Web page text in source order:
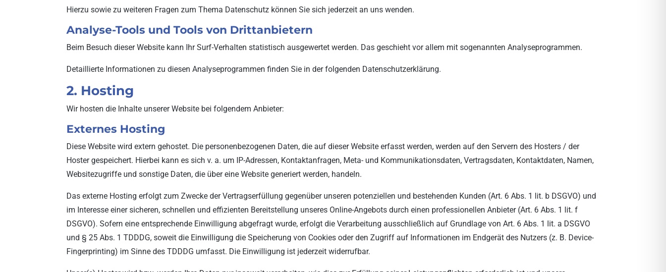
Hierzu sowie zu weiteren Fragen zum Thema Datenschutz können Sie sich jederzeit an uns wenden.
Analyse-Tools und Tools von Dritt­anbietern
Beim Besuch dieser Website kann Ihr Surf-Verhalten statistisch ausgewertet werden. Das geschieht vor allem mit sogenannten Analyseprogrammen.
Detaillierte Informationen zu diesen Analyseprogrammen finden Sie in der folgenden Datenschutzerklärung.
2. Hosting
Wir hosten die Inhalte unserer Website bei folgendem Anbieter:
Externes Hosting
Diese Website wird extern gehostet. Die personenbezogenen Daten, die auf dieser Website erfasst werden, werden auf den Servern des Hosters / der
Hoster gespeichert. Hierbei kann es sich v. a. um IP-Adressen, Kontaktanfragen, Meta- und Kommunikationsdaten, Vertragsdaten, Kontaktdaten, Namen,
Websitezugriffe und sonstige Daten, die über eine Website generiert werden, handeln.
Das externe Hosting erfolgt zum Zwecke der Vertragserfüllung gegenüber unseren potenziellen und bestehenden Kunden (Art. 6 Abs. 1 lit. b DSGVO) und
im Interesse einer sicheren, schnellen und effizienten Bereitstellung unseres Online-Angebots durch einen professionellen Anbieter (Art. 6 Abs. 1 lit. f
DSGVO). Sofern eine entsprechende Einwilligung abgefragt wurde, erfolgt die Verarbeitung ausschließlich auf Grundlage von Art. 6 Abs. 1 lit. a DSGVO
und § 25 Abs. 1 TDDDG, soweit die Einwilligung die Speicherung von Cookies oder den Zugriff auf Informationen im Endgerät des Nutzers (z. B. Device-
Fingerprinting) im Sinne des TDDDG umfasst. Die Einwilligung ist jederzeit widerrufbar.